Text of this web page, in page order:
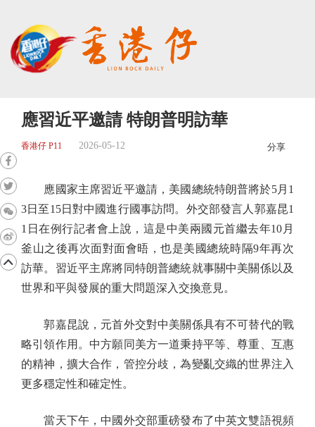
應習近平邀請 特朗普明訪華
香港仔 P11 2026-05-12 分享
應國家主席習近平邀請，美國總統特朗普將於5月1
3日至15日對中國進行國事訪問。外交部發言人郭嘉昆1
1日在例行記者會上說，這是中美兩國元首繼去年10月
釜山之後再次面對面會晤，也是美國總統時隔9年再次
訪華。習近平主席將同特朗普總統就事關中美關係以及
世界和平與發展的重大問題深入交換意見。
郭嘉昆說，元首外交對中美關係具有不可替代的戰
略引領作用。中方願同美方一道秉持平等、尊重、互惠
的精神，擴大合作，管控分歧，為變亂交織的世界注入
更多穩定性和確定性。
當天下午，中國外交部重磅發布了中英文雙語視頻